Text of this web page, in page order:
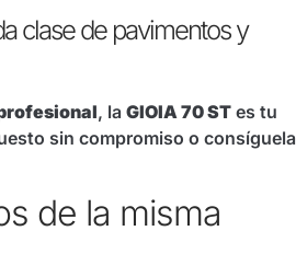
clase de pavimentos y
, la GIOIA 70 ST es tu
sin compromiso o consíguela
de la misma